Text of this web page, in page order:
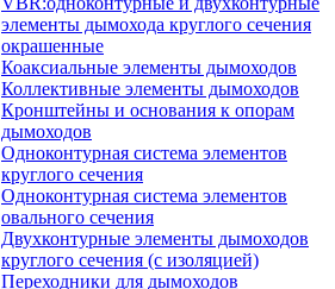
элементы дымохода круглого сечения
окрашенные
Коаксиальные элементы дымоходов
Коллективные элементы дымоходов
Кронштейны и основания к опорам
дымоходов
Одноконтурная система элементов
круглого сечения
Одноконтурная система элементов
овального сечения
Двухконтурные элементы дымоходов
круглого сечения (с изоляцией)
Переходники для дымоходов